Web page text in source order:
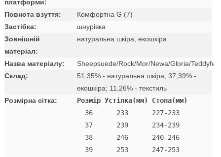
платформи:
Повнота взуття:
Комфортна G (7)
Застібка:
шнурівка
Зовнішній
матеріал:
натуральна шкіра, екошкіра
Назва матеріалу:
Sheepsuede/Rock/Mor/Newa/Gloria/
Склад:
51,35% - натуральна шкіра; 37,39% -
екошкіра; 11,26% - текстиль
Розмірна сітка:
Розмір Устілка(мм) Стопа(мм)
  36      233      227-233
  37      239      234-239
  38      246      240-246
  39      253      247-253